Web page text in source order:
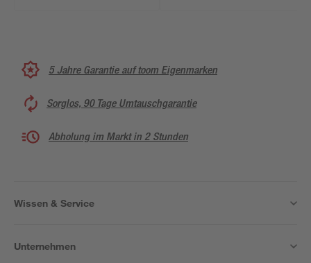
5 Jahre Garantie auf toom Eigenmarken
Sorglos, 90 Tage Umtauschgarantie
Abholung im Markt in 2 Stunden
Wissen & Service
Unternehmen